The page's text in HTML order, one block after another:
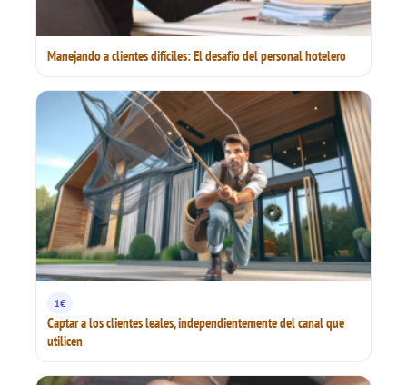
Manejando a clientes difíciles: El desafío del personal hotelero
1€
Captar a los clientes leales, independientemente del canal que
utilicen